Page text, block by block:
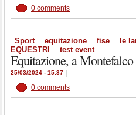
0 comments
Sport equitazione fise le
EQUESTRI
test event
Equitazione, a
25/03/2024 - 15:37
0 comments